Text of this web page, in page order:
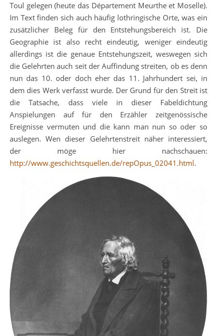
Toul gelegen (heute das Département Meurthe et Moselle).
Im Text finden sich auch häufig lothringische Orte, was ein
zusätzlicher Beleg für den Entstehungsbereich ist. Die
Geographie ist also recht eindeutig, weniger eindeutig
allerdings ist die genaue Entstehungszeit, weswegen sich
die Gelehrten auch seit der Auffindung streiten, ob es denn
nun das 10. oder doch eher das 11. Jahrhundert sei, in
dem dies Werk verfasst wurde. Der Grund für den Streit ist
die Tatsache, dass viele in dieser Fabeldichtung
Anspielungen auf für den Erzähler zeitgenössische
Ereignisse vermuten und die kann man nun so oder so
auslegen. Wen dieser Gelehrtenstreit näher interessiert,
der möge hier nachschauen:
http://www.geschichtsquellen.de/repOpus_02041.html.